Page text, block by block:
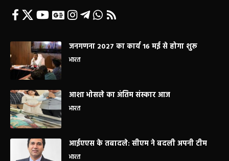
जनगणना 2027 का कार्य 16 मई से होगा शुरू
भारत
आशा भोसले का अंतिम संस्कार आज
भारत
आईएएस के तबादले: सीएम ने बदली अपनी टीम
भारत